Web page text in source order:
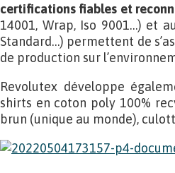
certifications fiables et
14001, Wrap, Iso 9001…) et
Standard…) permettent de
de production sur
Revolutex développe
shirts en coton poly 100%
brun (unique au monde),